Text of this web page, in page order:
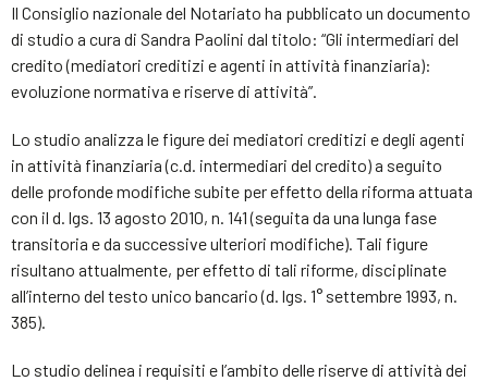
Il Consiglio nazionale del Notariato ha pubblicato un documento
di studio a cura di Sandra Paolini dal titolo: “Gli intermediari del
credito (mediatori creditizi e agenti in attività finanziaria):
evoluzione normativa e riserve di attività”.
Lo studio analizza le figure dei mediatori creditizi e degli agenti
in attività finanziaria (c.d. intermediari del credito) a seguito
delle profonde modifiche subite per effetto della riforma attuata
con il d. lgs. 13 agosto 2010, n. 141 (seguita da una lunga fase
transitoria e da successive ulteriori modifiche). Tali figure
risultano attualmente, per effetto di tali riforme, disciplinate
all’interno del testo unico bancario (d. lgs. 1° settembre 1993, n.
385).
Lo studio delinea i requisiti e l’ambito delle riserve di attività dei